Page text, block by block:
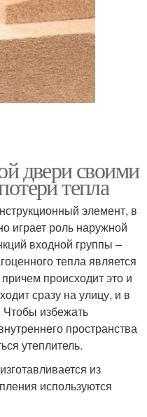
двери своими
тепла
элемент, в
играет роль наружной
входной группы –
тепла является
происходит это и
сразу на улицу, и в
Чтобы избежать
пространства
утеплитель.
из
используются